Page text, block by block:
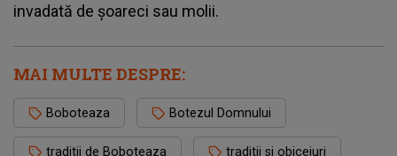
invadată de șoareci sau molii.
MAI MULTE DESPRE:
Boboteaza Botezul Domnului
traditii de Boboteaza traditii si obiceiuri